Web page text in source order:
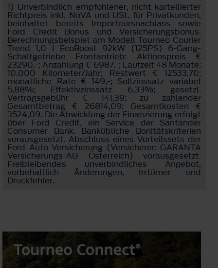
1) Unverbindlich empfohlener, nicht kartellierter
Richtpreis inkl. NoVA und USt. für Privatkunden,
beinhaltet bereits Importeursnachlass sowie
Ford Credit Bonus und Versicherungsbonus.
Berechnungsbeispiel am Modell Tourneo Courier
Trend 1,0 l EcoBoost 92kW (125PS) 6-Gang-
Schaltgetriebe Frontantrieb: Aktionspreis €
23290,-; Anzahlung € 6987,-; Laufzeit 48 Monate;
10.000 Kilometer/Jahr; Restwert € 12533,70;
monatliche Rate € 149,-; Sollzinssatz variabel
5,88%; Effektivzinssatz 6,33%; gesetzl.
Vertragsgebühr € 141,39; zu zahlender
Gesamtbetrag € 26814,09; Gesamtkosten €
3524,09. Die Abwicklung der Finanzierung erfolgt
über Ford Credit, ein Service der Santander
Consumer Bank. Bankübliche Bonitätskriterien
vorausgesetzt. Abschluss eines Vorteilssets der
Ford Auto Versicherung (Versicherer: GARANTA
Versicherungs-AG Österreich) vorausgesetzt.
Freibleibendes unverbindliches Angebot,
vorbehaltlich Änderungen, Irrtümer und
Druckfehler.